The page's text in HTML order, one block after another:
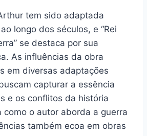
tem sido adaptada
longo dos séculos, e “Rei
se destaca por sua
As influências da obra
em diversas adaptações
capturar a essência
e os conflitos da história
como o autor aborda a guerra
também ecoa em obras